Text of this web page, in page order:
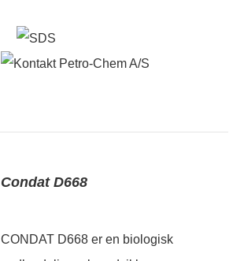
Condat D668
CONDAT D668 er en biologisk